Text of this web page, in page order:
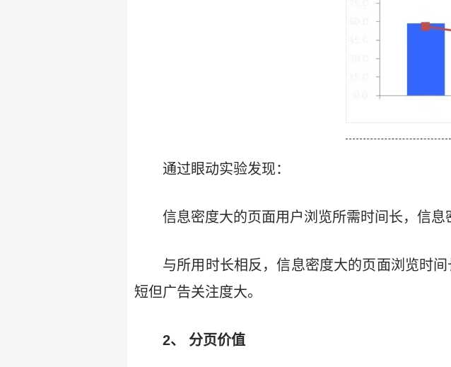
通过眼动实验发现：
信息密度大的页面用户浏览所需时间长，信息
与所用时长相反，信息密度大的页面浏览时
短但广告关注度大。
2、 分页价值